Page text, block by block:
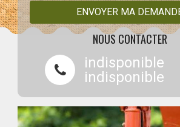
NOUS CONTACTER
indisponible
indisponible